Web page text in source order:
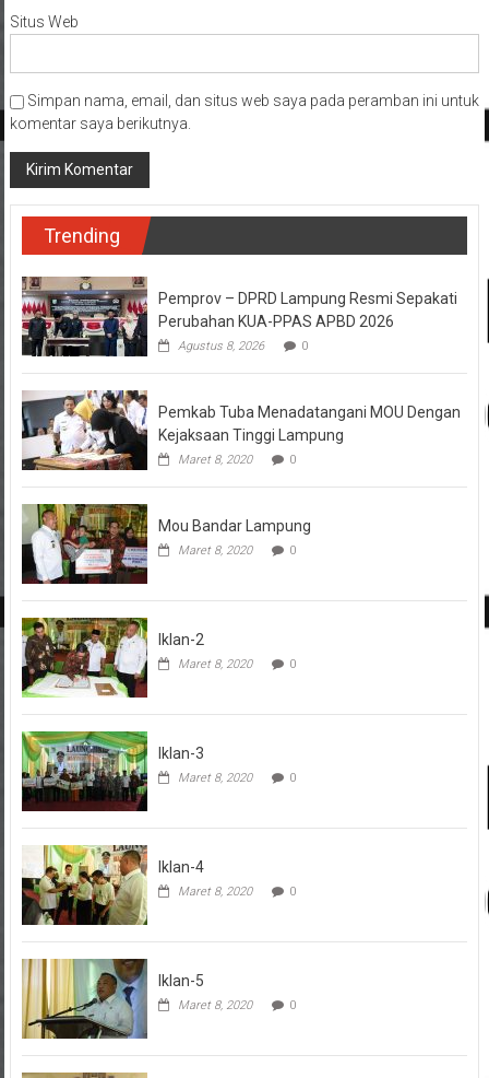
Situs Web
Simpan nama, email, dan situs web saya pada peramban ini untuk
komentar saya berikutnya.
Trending
Pemprov – DPRD Lampung Resmi Sepakati
Perubahan KUA-PPAS APBD 2026
Agustus 8, 2026 0
Pemkab Tuba Menadatangani MOU Dengan
Kejaksaan Tinggi Lampung
Maret 8, 2020 0
Mou Bandar Lampung
Maret 8, 2020 0
Iklan-2
Maret 8, 2020 0
Iklan-3
Maret 8, 2020 0
Iklan-4
Maret 8, 2020 0
Iklan-5
Maret 8, 2020 0